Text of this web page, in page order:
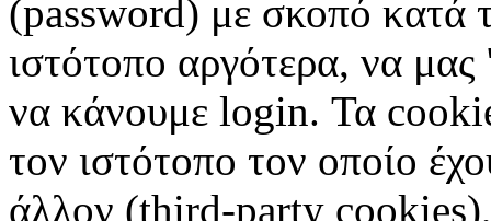
(password) με σκοπό κατά
ιστότοπο αργότερα, να μας
να κάνουμε login. Τα
τον ιστότοπο τον οποίο
άλλον (third-party